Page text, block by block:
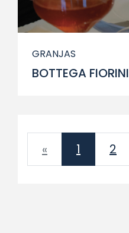
GRANJAS
BOTTEGA FIORINI
« Previous
1 2